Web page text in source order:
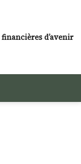
d’avenir